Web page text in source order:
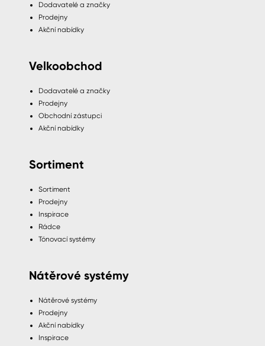
Dodavatelé a značky
Prodejny
Akční nabídky
Velkoobchod
Dodavatelé a značky
Prodejny
Obchodní zástupci
Akční nabídky
Sortiment
Sortiment
Prodejny
Inspirace
Rádce
Tónovací systémy
Nátěrové systémy
Nátěrové systémy
Prodejny
Akční nabídky
Inspirace